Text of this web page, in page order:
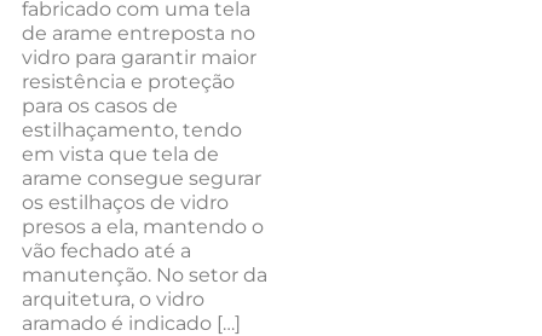
fabricado com uma tela
de arame entreposta no
vidro para garantir maior
resistência e proteção
para os casos de
estilhaçamento, tendo
em vista que tela de
arame consegue segurar
os estilhaços de vidro
presos a ela, mantendo o
vão fechado até a
manutenção. No setor da
arquitetura, o vidro
aramado é indicado […]